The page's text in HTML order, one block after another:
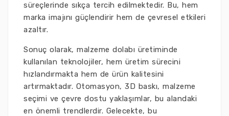
süreçlerinde sıkça tercih edilmektedir. Bu, hem
marka imajını güçlendirir hem de çevresel etkileri
azaltır.
Sonuç olarak, malzeme dolabı üretiminde
kullanılan teknolojiler, hem üretim sürecini
hızlandırmakta hem de ürün kalitesini
artırmaktadır. Otomasyon, 3D baskı, malzeme
seçimi ve çevre dostu yaklaşımlar, bu alandaki
en önemli trendlerdir. Gelecekte, bu